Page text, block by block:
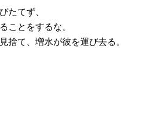
たてず、
ことをするな。
捨て、増水が彼を運び去る。